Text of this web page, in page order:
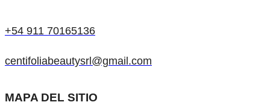
+54 911 70165136
centifoliabeautysrl@gmail.com
MAPA DEL SITIO